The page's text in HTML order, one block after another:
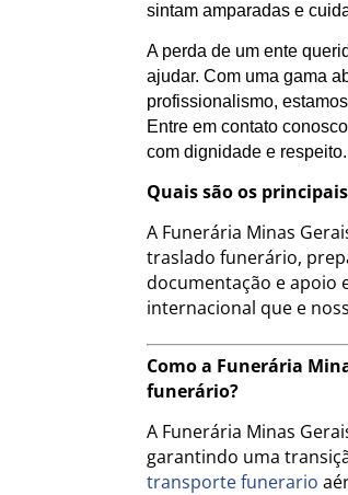
sintam amparadas e
A perda de um ente
ajudar. Com uma gama
profissionalismo,
Entre em contato
com dignidade e respeito.
Quais são os
A Funerária Minas
traslado funerário,
documentação e apoio
internacional que e
Como a Funerária
funerário?
A Funerária Minas
garantindo uma
transporte funerario